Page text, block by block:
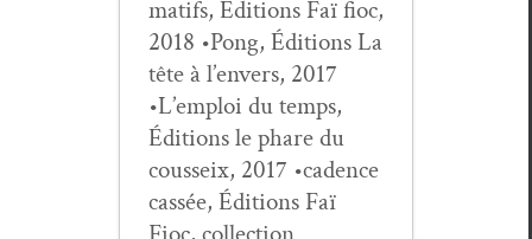
mat­ifs, Édi­tions Faï fioc,
2018 •Pong, Édi­tions La
tête à l’en­vers, 2017
•L’emploi du temps,
Édi­tions le phare du
cous­seix, 2017 •cadence
cassée, Édi­tions Faï